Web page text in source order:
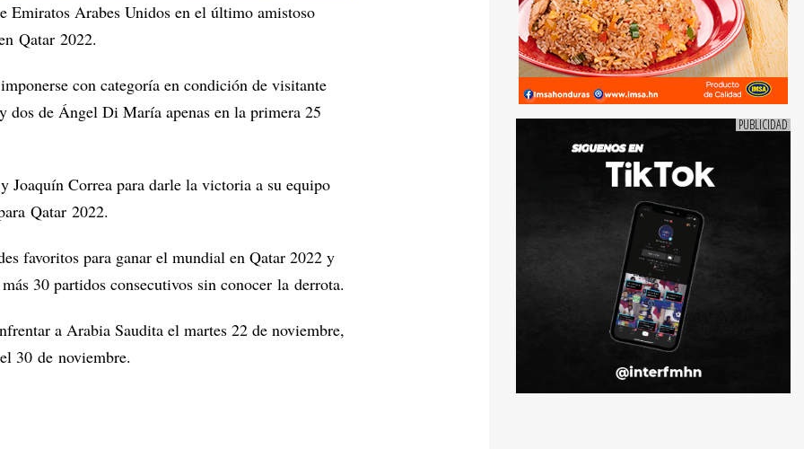
Emiratos Arabes Unidos en el último amistoso
Qatar 2022.
con categoría en condición de visitante
dos de Ángel Di María apenas en la primera 25
Joaquín Correa para darle la victoria a su equipo
Qatar 2022.
favoritos para ganar el mundial en Qatar 2022 y
30 partidos consecutivos sin conocer la derrota.
a Arabia Saudita el martes 22 de noviembre,
30 de noviembre.